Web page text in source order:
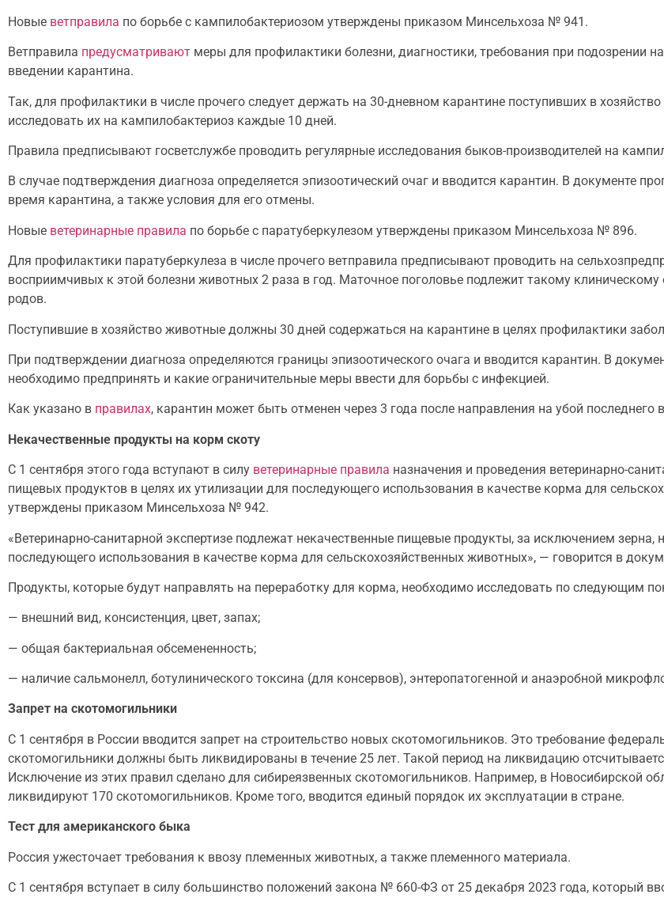
Новые ветправила по борьбе с кампилобактериозом утверждены приказом Минсельхоза № 941.
Ветправила предусматривают меры для профилактики болезни, диагностики, требования при подозрении
введении карантина.
Так, для профилактики в числе прочего следует держать на 30-дневном карантине поступивших в
исследовать их на кампилобактериоз каждые 10 дней.
Правила предписывают госветслужбе проводить регулярные исследования быков-производителей на
В случае подтверждения диагноза определяется эпизоотический очаг и вводится карантин. В документе
время карантина, а также условия для его отмены.
Новые ветеринарные правила по борьбе с паратуберкулезом утверждены приказом Минсельхоза № 896.
Для профилактики паратуберкулеза в числе прочего ветправила предписывают проводить на
восприимчивых к этой болезни животных 2 раза в год. Маточное поголовье подлежит такому клиническому
родов.
Поступившие в хозяйство животные должны 30 дней содержаться на карантине в целях профилактики
При подтверждении диагноза определяются границы эпизоотического очага и вводится карантин. В
необходимо предпринять и какие ограничительные меры ввести для борьбы с инфекцией.
Как указано в правилах, карантин может быть отменен через 3 года после направления на убой последнего
Некачественные продукты на корм скоту
С 1 сентября этого года вступают в силу ветеринарные правила назначения и проведения ветеринарно-
пищевых продуктов в целях их утилизации для последующего использования в качестве корма для
утверждены приказом Минсельхоза № 942.
«Ветеринарно-санитарной экспертизе подлежат некачественные пищевые продукты, за исключением
последующего использования в качестве корма для сельскохозяйственных животных», — говорится в
Продукты, которые будут направлять на переработку для корма, необходимо исследовать по следующим
— внешний вид, консистенция, цвет, запах;
— общая бактериальная обсемененность;
— наличие сальмонелл, ботулинического токсина (для консервов), энтеропатогенной и анаэробной
Запрет на скотомогильники
С 1 сентября в России вводится запрет на строительство новых скотомогильников. Это требование
скотомогильники должны быть ликвидированы в течение 25 лет. Такой период на ликвидацию
Исключение из этих правил сделано для сибиреязвенных скотомогильников. Например, в Новосибирской
ликвидируют 170 скотомогильников. Кроме того, вводится единый порядок их эксплуатации в стране.
Тест для американского быка
Россия ужесточает требования к ввозу племенных животных, а также племенного материала.
С 1 сентября вступает в силу большинство положений закона № 660-ФЗ от 25 декабря 2023 года, который